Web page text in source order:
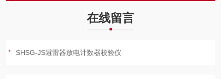
在线留言